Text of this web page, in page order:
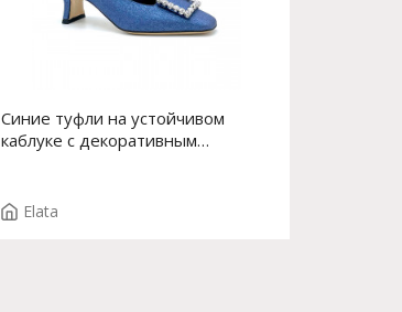
Синие туфли на устойчивом
каблуке с декоративным
Elata